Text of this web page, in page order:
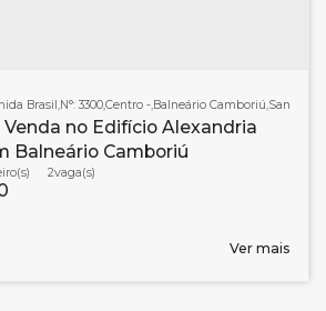
no Edifício Alexandria
Balneário Camboriú
Brasil ,N°:3300,Centro ,Balneário Camboriú,Santa
2
Ver mais